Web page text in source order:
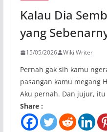
Kalau Dia
yang
15/05/2026 Wiki Writer
Pernah gak sih kamu
pasangan kamu megang
Aku pernah. Dan jujur, itu
Share :